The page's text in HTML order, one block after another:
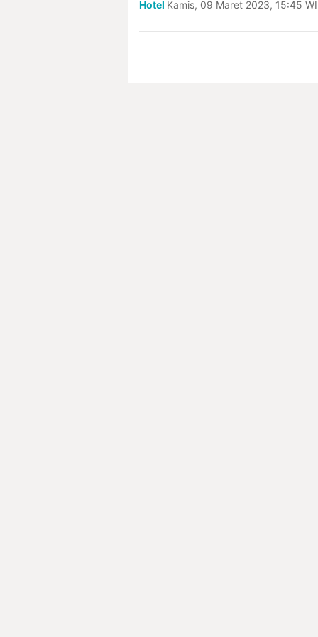
Hotel Kamis, 09 Maret 2023, 15:45